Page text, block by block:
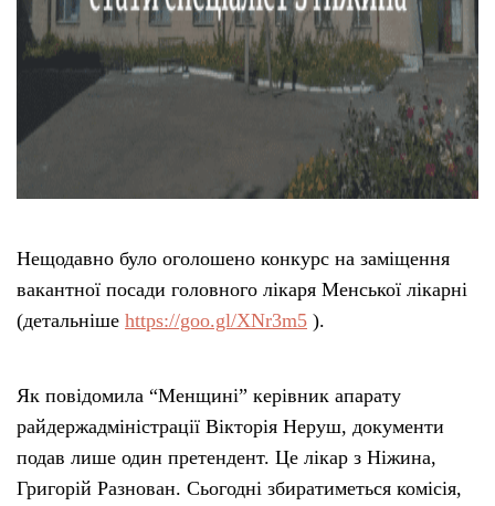
Нещодавно було оголошено конкурс на заміщення
вакантної посади головного лікаря Менської лікарні
(детальніше https://goo.gl/XNr3m5 ).
Як повідомила “Менщині” керівник апарату
райдержадміністрації Вікторія Неруш, документи
подав лише один претендент. Це лікар з Ніжина,
Григорій Разнован. Сьогодні збиратиметься комісія,